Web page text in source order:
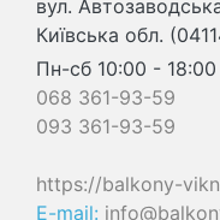
вул.
Київська обл.
Пн-сб 10:00 - 18:00
068 361-93-59
093 361-93-59
https://balkony-
E-mail: